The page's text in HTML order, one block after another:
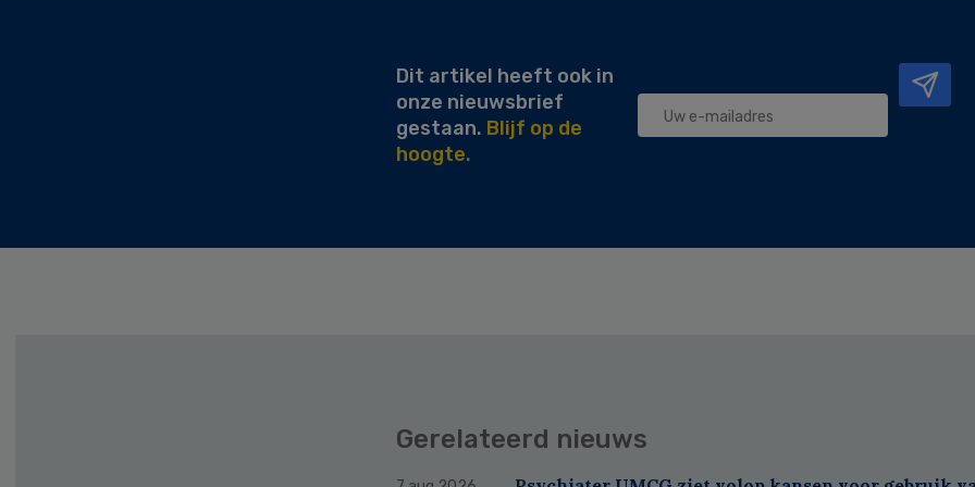
Dit artikel heeft ook in
onze nieuwsbrief
gestaan. Blijf op de
hoogte.
Gerelateerd nieuws